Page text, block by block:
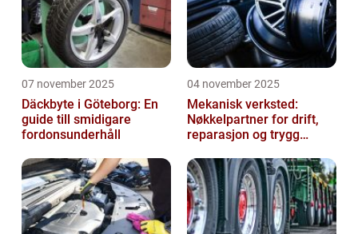
07 november 2025
Däckbyte i Göteborg: En
guide till smidigare
fordonsunderhåll
04 november 2025
Mekanisk verksted:
Nøkkelpartner for drift,
reparasjon og trygg